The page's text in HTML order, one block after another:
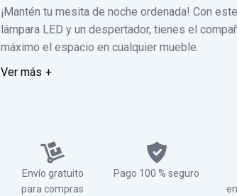
¡Mantén tu mesita de noche ordenada! Con
lámpara LED y un despertador, tienes el
máximo el espacio en cualquier mueble.
Ver más
Envío gratuito
para compras
Pago 100 % seguro